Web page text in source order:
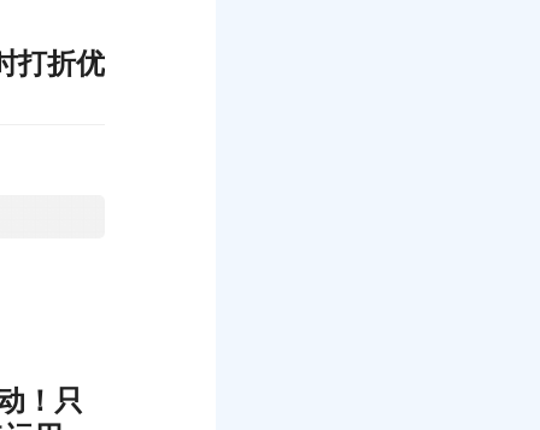
打折优
！只